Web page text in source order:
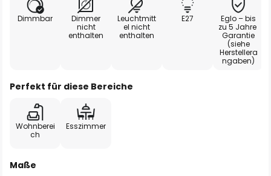
Dimmbar
Dimmer
nicht
enthalten
Leuchtmitt
el nicht
enthalten
E27
Eglo – bis
zu 5 Jahre
Garantie
(siehe
Herstellera
ngaben)
Perfekt für diese Bereiche
Wohnberei
ch
Esszimmer
Maße